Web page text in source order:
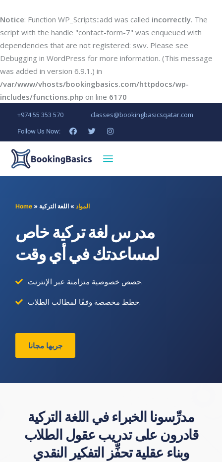
Notice: Function WP_Scripts::add was called incorrectly. The
script with the handle "contact-form-7" was enqueued with
dependencies that are not registered: swv. Please see
Debugging in WordPress for more information. (This message
was added in version 6.9.1.) in
/var/www/vhosts/bookingbasics.com/httpdocs/wp-
includes/functions.php on line 6170
+974 55 353 570 classes@bookingbasicsqatar.com
Follow Us Now:
Home» المواد »اللغة التركية
مدرس لغة تركية خاص
لمساعدتك في أي وقت
حصص خصوصية متزامنة عبر الإنترنت.
خطط مخصصة وفقًا لمطالب الطلاب.
جربها مجانا
مدرِّسونا الخبراء في اللغة التركية
قادرون على تدريب عقول الطلاب
وبناء عقلية تحفِّز التفكير النقدي